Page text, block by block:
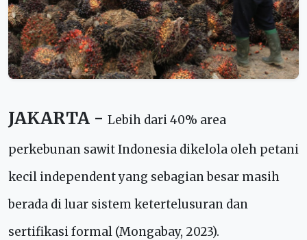
JAKARTA - Lebih dari 40% area
perkebunan sawit Indonesia dikelola oleh petani
kecil independent yang sebagian besar masih
berada di luar sistem ketertelusuran dan
sertifikasi formal (Mongabay, 2023).